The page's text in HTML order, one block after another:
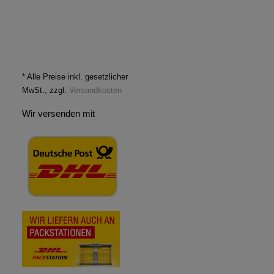
* Alle Preise inkl. gesetzlicher
MwSt., zzgl. Versandkosten
Wir versenden mit